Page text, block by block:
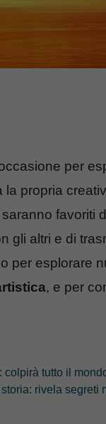
per
la propria
favoriti
gli altri e di
per esplorare
, e per
colpirà tutto il
rivela segreti